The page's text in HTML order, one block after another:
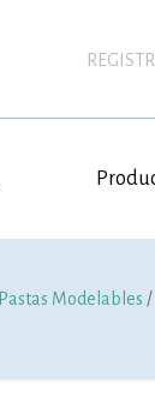
Pastas Modelables